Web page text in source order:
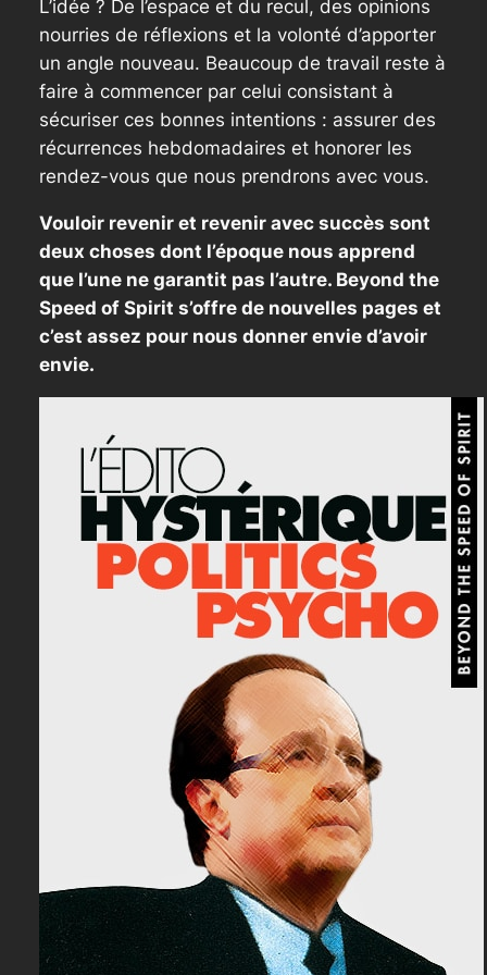
L’idée ? De l’espace et du recul, des opinions
nourries de réflexions et la volonté d’apporter
un angle nouveau. Beaucoup de travail reste à
faire à commencer par celui consistant à
sécuriser ces bonnes intentions : assurer des
récurrences hebdomadaires et honorer les
rendez-vous que nous prendrons avec vous.
Vouloir revenir et revenir avec succès sont
deux choses dont l’époque nous apprend
que l’une ne garantit pas l’autre. Beyond the
Speed of Spirit s’offre de nouvelles pages et
c’est assez pour nous donner envie d’avoir
envie.